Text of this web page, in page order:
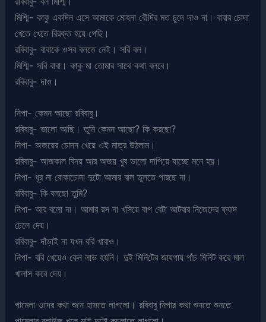
মিশ্মি- কাকু একদিন এসে আমাকে মোহনা বৌদির মত চুদে দাও না। বাবার চোদা
খেতে খেতে বিরক্ত হয়ে গেছি।
রবিবাবু- বাবাকে ওসব বলতে নেই। সরি বল।
মিশ্মি- সরি বাবা। কাকু মা তোমার সাথে কথা বলবে।
রবিবাবু- দাও।
নিপা- কেমন আছো রবিবাবু।
রবিবাবু- ভালো আছি। তুমি কেমন আছো? কি করছো?
নিপা- অজয়ের চোদন খেয়ে এই মাত্র উঠলাম।
রবিবাবু- আজকাল বিনয় আর অজয় খুব ভালো দাপিয়ে যাচ্ছে মনে হয়।
নিপা- ধূর না বোকাচোদা দুটো আমার বাল তুলতে পারছে না।
রবিবাবু- কি বলছো তুমি?
নিপা- আর বলো না। আমার রস না খসিয়ে বাপ বেটা আটবার নিজেদের ফ্যাদ
ঢেলে দেয়।
রবিবাবু- দাঁড়াই না যখন বরি খাবাও।
নিপা- বরি খেয়েও কেন লাভ হয়নি। দুই মিনিটের জায়গায় পাঁচ মিনিট করে মাল
খালাস করে দেয়।
পামেলা ওদের কথা শুনে হাসতে লাগলো। রবিবাবু নিপার কথা শুনতে শুনতে